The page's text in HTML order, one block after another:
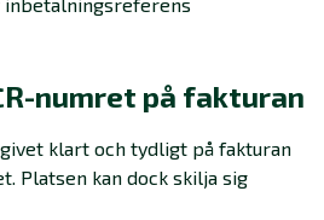
numret på fakturan
klart och tydligt på fakturan
Platsen kan dock skilja sig